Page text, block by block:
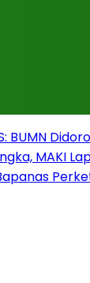
BUMN
MAKI